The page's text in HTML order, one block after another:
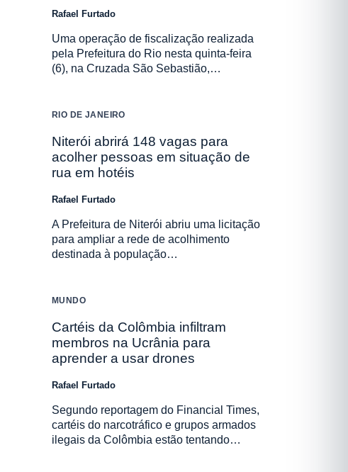
Rafael Furtado
Uma operação de fiscalização realizada
pela Prefeitura do Rio nesta quinta-feira
(6), na Cruzada São Sebastião,…
RIO DE JANEIRO
Niterói abrirá 148 vagas para
acolher pessoas em situação de
rua em hotéis
Rafael Furtado
A Prefeitura de Niterói abriu uma licitação
para ampliar a rede de acolhimento
destinada à população…
MUNDO
Cartéis da Colômbia infiltram
membros na Ucrânia para
aprender a usar drones
Rafael Furtado
Segundo reportagem do Financial Times,
cartéis do narcotráfico e grupos armados
ilegais da Colômbia estão tentando…